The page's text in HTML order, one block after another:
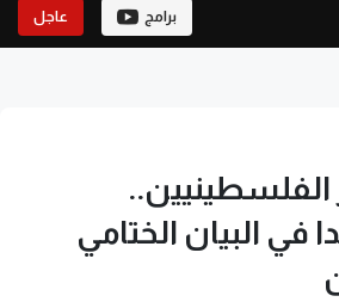
برامج عاجل
16 بندا في البيان الختامي